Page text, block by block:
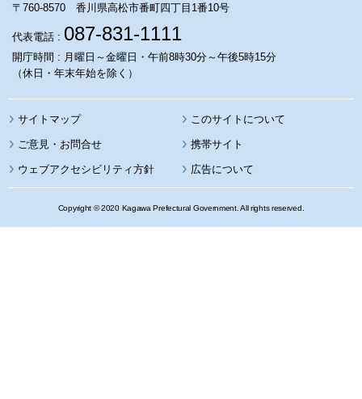
〒760-8570 香川県高松市番町四丁目1番10号
代表電話 : 087-831-1111
開庁時間 : 月曜日～金曜日・午前8時30分～午後5時15分
（休日・年末年始を除く）
サイトマップ このサイトについて
携帯サイト
ウェブアクセシビリティ方針 広告について
Copyright © 2020 Kagawa Prefectural Government. All rights reserved.